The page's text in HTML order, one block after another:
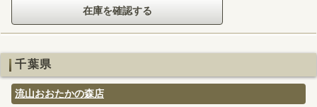
千葉県
流山おおたかの森店